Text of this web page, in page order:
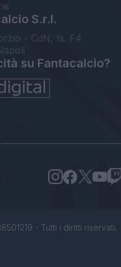
S.r.l.
- CdN, Is. F4
su Fantacalcio?
- Tutti i diritti riservati.